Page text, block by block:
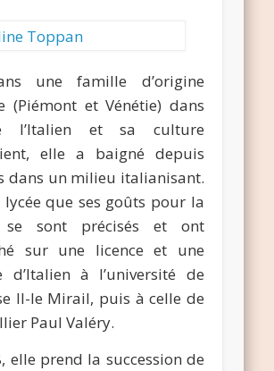
une famille d’origine
(Piémont et Vénétie) dans
l’Italien et sa culture
elle a baigné depuis
dans un milieu italianisant.
lycée que ses goûts pour la
se sont précisés et ont
sur une licence et une
d’Italien à l’université de
II-le Mirail, puis à celle de
Paul Valéry.
elle prend la succession de